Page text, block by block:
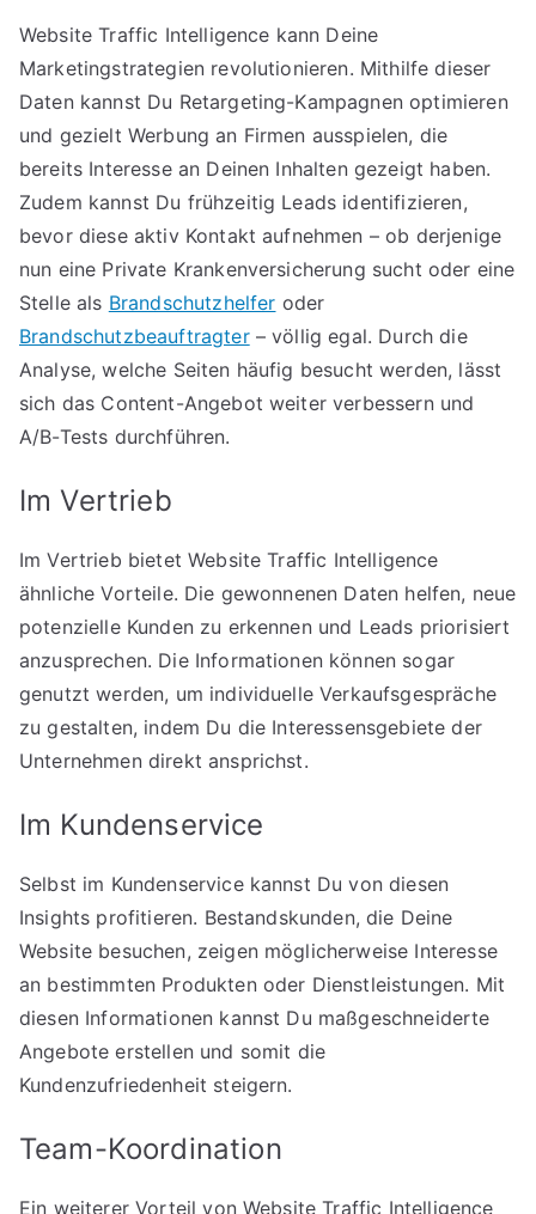
Website Traffic Intelligence kann Deine
Marketingstrategien revolutionieren. Mithilfe dieser
Daten kannst Du Retargeting-Kampagnen optimieren
und gezielt Werbung an Firmen ausspielen, die
bereits Interesse an Deinen Inhalten gezeigt haben.
Zudem kannst Du frühzeitig Leads identifizieren,
bevor diese aktiv Kontakt aufnehmen – ob derjenige
nun eine Private Krankenversicherung sucht oder eine
Stelle als Brandschutzhelfer oder
Brandschutzbeauftragter– völlig egal. Durch die
Analyse, welche Seiten häufig besucht werden, lässt
sich das Content-Angebot weiter verbessern und
A/B-Tests durchführen.
Im Vertrieb
Im Vertrieb bietet Website Traffic Intelligence
ähnliche Vorteile. Die gewonnenen Daten helfen, neue
potenzielle Kunden zu erkennen und Leads priorisiert
anzusprechen. Die Informationen können sogar
genutzt werden, um individuelle Verkaufsgespräche
zu gestalten, indem Du die Interessensgebiete der
Unternehmen direkt ansprichst.
Im Kundenservice
Selbst im Kundenservice kannst Du von diesen
Insights profitieren. Bestandskunden, die Deine
Website besuchen, zeigen möglicherweise Interesse
an bestimmten Produkten oder Dienstleistungen. Mit
diesen Informationen kannst Du maßgeschneiderte
Angebote erstellen und somit die
Kundenzufriedenheit steigern.
Team-Koordination
Ein weiterer Vorteil von Website Traffic Intelligence